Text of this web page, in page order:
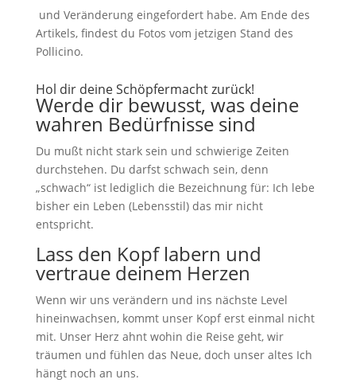
und Veränderung eingefordert habe. Am Ende des
Artikels, findest du Fotos vom jetzigen Stand des
Pollicino.
Hol dir deine Schöpfermacht zurück!
Werde dir bewusst, was deine
wahren Bedürfnisse sind
Du mußt nicht stark sein und schwierige Zeiten
durchstehen. Du darfst schwach sein, denn
„schwach“ ist lediglich die Bezeichnung für: Ich lebe
bisher ein Leben (Lebensstil) das mir nicht
entspricht.
Lass den Kopf labern und
vertraue deinem Herzen
Wenn wir uns verändern und ins nächste Level
hineinwachsen, kommt unser Kopf erst einmal nicht
mit. Unser Herz ahnt wohin die Reise geht, wir
träumen und fühlen das Neue, doch unser altes Ich
hängt noch an uns.